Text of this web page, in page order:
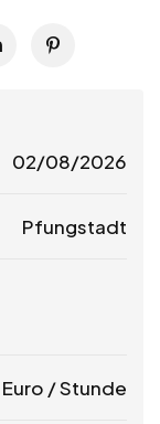
02/08/2026
Pfungstadt
Euro / Stunde